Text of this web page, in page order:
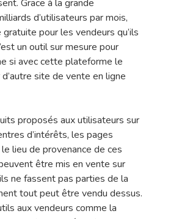
Grace à la grande
d’utilisateurs par mois,
pour les vendeurs qu’ils
un outil sur mesure pour
si avec cette plateforme le
site de vente en ligne
proposés aux utilisateurs sur
d’intérêts, les pages
lieu de provenance de ces
être mis en vente sur
ne fassent pas parties de la
tout peut être vendu dessus.
aux vendeurs comme la